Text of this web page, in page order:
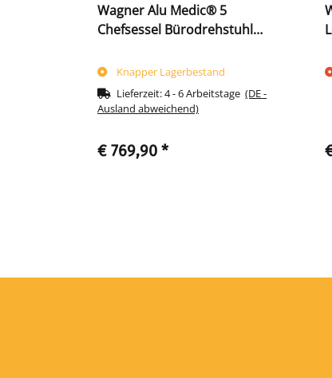
Wagner Alu Medic® 5
Chefsessel Bürodrehstuhl
216720Knapper Lagerbestand
Lieferzeit:4 - 6 Arbeitstage(DE -
Ausland abweichend)
€ 769,90 *